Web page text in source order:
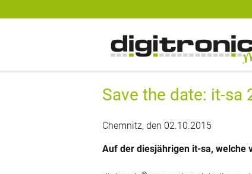
Save the date: it-sa
Chemnitz, den 02.10.2015
Auf der diesjährigen it-sa, welche